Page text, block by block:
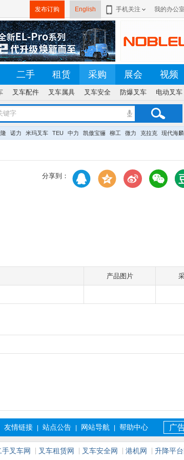
发布订购 English 手机关注 我的办公
二手 租赁 采购 展会 视频
叉车配件 叉车属具 叉车安全 防爆叉车 电动叉车
诺力 米玛叉车 TEU 中力 凯傲宝骊 柳工 微力 克拉克 现代海麟
分享到：
产品图片
友情链接 站点公告 网站导航 帮助中心 广
手叉车网 叉车租赁网 叉车安全网 港机网
升降平台